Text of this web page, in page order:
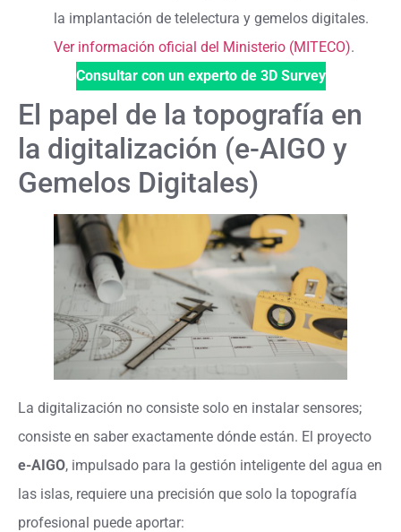
la implantación de telelectura y gemelos digitales.
Ver información oficial del Ministerio (MITECO).
Consultar con un experto de 3D Survey
El papel de la topografía en
la digitalización (e-AIGO y
Gemelos Digitales)
La digitalización no consiste solo en instalar sensores;
consiste en saber exactamente dónde están. El proyecto
e-AIGO, impulsado para la gestión inteligente del agua en
las islas, requiere una precisión que solo la topografía
profesional puede aportar: